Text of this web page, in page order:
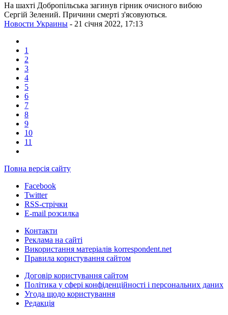
На шахті Добропільська загинув гірник очисного вибою
Сергій Зелений. Причини смерті з'ясовуються.
Новости Украины - 21 січня 2022, 17:13
1
2
3
4
5
6
7
8
9
10
11
Повна версія сайту
Facebook
Twitter
RSS-стрічки
E-mail розсилка
Контакти
Реклама на сайті
Використання матеріалів korrespondent.net
Правила користування сайтом
Договір користування сайтом
Політика у сфері конфіденційності і персональних даних
Угода щодо користування
Редакція